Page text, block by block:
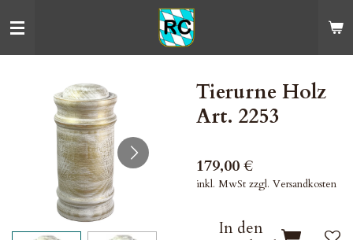
Hauptinhalt
springen
Tierurne Holz
Art. 2253
179,00 €
inkl. MwSt zzgl. Versandkosten
In den